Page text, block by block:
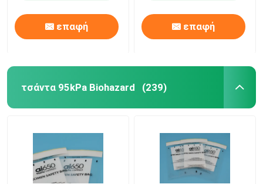
επαφή επαφή
τσάντα 95kPa Biohazard (239)